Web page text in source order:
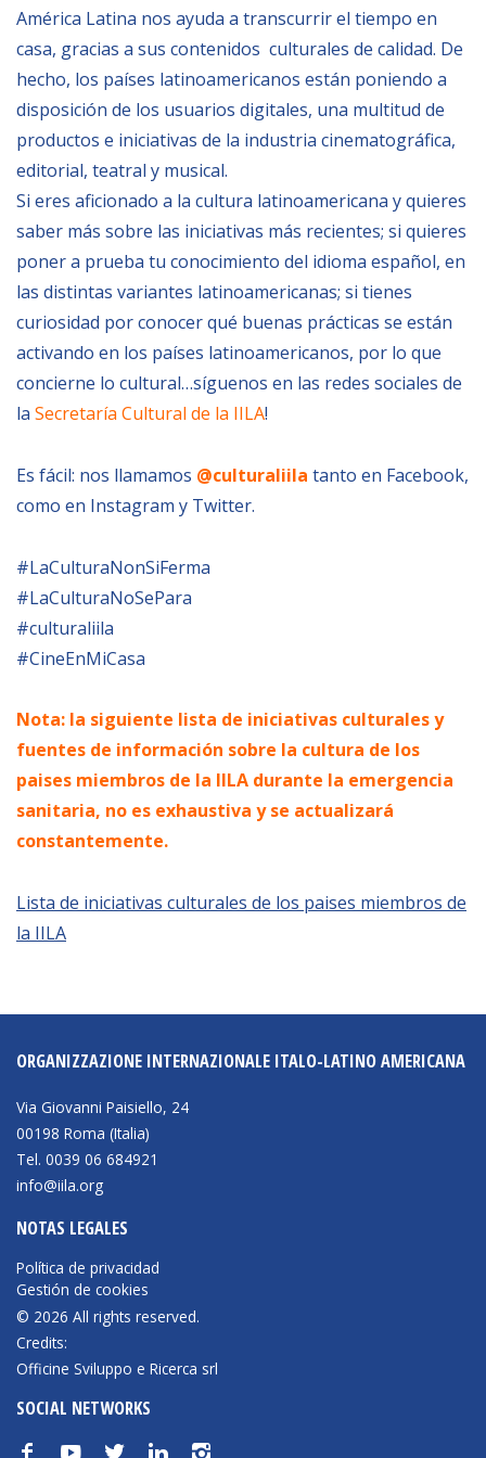
Empoderamiento socio-económico
Justicia y Seguridad
EUROsociAL
EL PAcCTO
EUROFRONT
COPOLAD III
AL-INVEST Verde
MEDIOS
Fotos
Vídeos
Audios
Biblioteca
Publicaciones
Becas
Alta Formación
Registro de proveedores
América Latina nos ayuda a transcurrir el tiempo en
casa, gracias a sus contenidos culturales de calidad. De
hecho, los países latinoamericanos están poniendo a
disposición de los usuarios digitales, una multitud de
productos e iniciativas de la industria cinematográfica,
editorial, teatral y musical.
Si eres aficionado a la cultura latinoamericana y quieres
saber más sobre las iniciativas más recientes; si quieres
poner a prueba tu conocimiento del idioma español, en
las distintas variantes latinoamericanas; si tienes
curiosidad por conocer qué buenas prácticas se están
activando en los países latinoamericanos, por lo que
concierne lo cultural…síguenos en las redes sociales de
la Secretaría Cultural de la IILA!
Es fácil: nos llamamos @culturaliila tanto en Facebook,
como en Instagram y Twitter.
#LaCulturaNonSiFerma
#LaCulturaNoSePara
#culturaliila
#CineEnMiCasa
Nota: la siguiente lista de iniciativas culturales y
fuentes de información sobre la cultura de los
paises miembros de la IILA durante la emergencia
sanitaria, no es exhaustiva y se actualizar
constantemente.
Lista de iniciativas culturales de los paises miembros de
la IILA
ORGANIZZAZIONE INTERNAZIONALE ITALO-LATINO AMERICANA
Via Giovanni Paisiello, 24
00198 Roma (Italia)
Tel. 0039 06 684921
info@iila.org
NOTAS LEGALES
Política de privacidad
Gestión de cookies
© 2026 All rights reserved.
Credits:
Officine Sviluppo e Ricerca srl
SOCIAL NETWORKS
f y t n i